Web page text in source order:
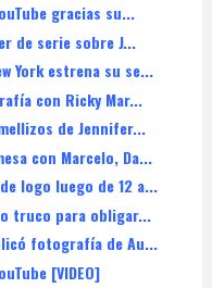
gracias su...
de serie sobre J...
York estrena su se...
con Ricky Mar...
de Jennifer...
con Marcelo, Da...
logo luego de 12 a...
truco para obligar...
fotografía de Au...
[VIDEO]